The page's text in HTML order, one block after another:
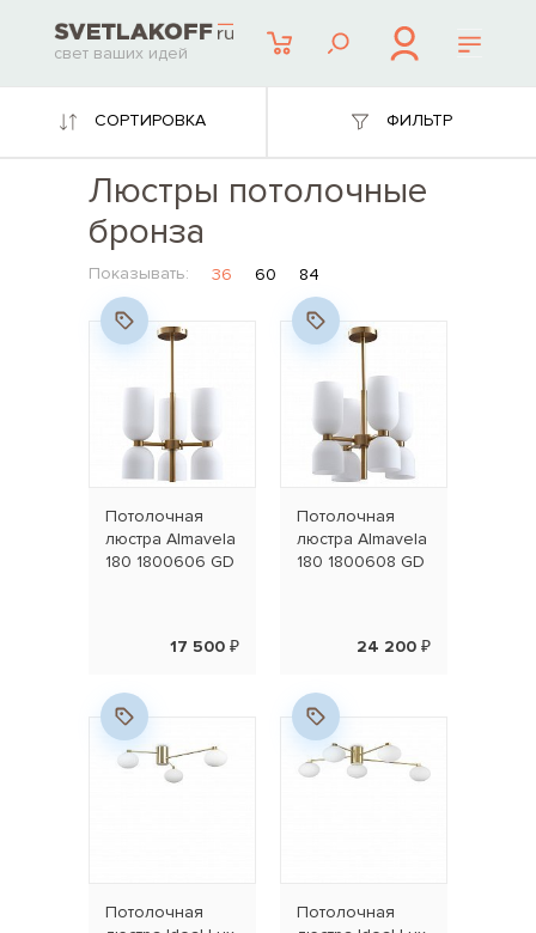
свет ваших идей
СОРТИРОВКА ФИЛЬТР
Люстры потолочные
бронза
Показывать: 36 60 84
Потолочная
люстра Almavela
180 1800606 GD
17 500 ₽
Потолочная
люстра Almavela
180 1800608 GD
24 200 ₽
Потолочная
Потолочная